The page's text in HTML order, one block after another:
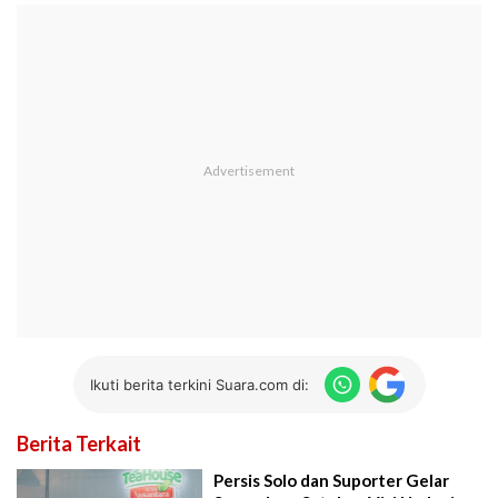
Ikuti berita terkini Suara.com di:
Berita Terkait
Persis Solo dan Suporter Gelar